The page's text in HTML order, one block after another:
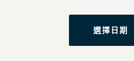
選擇日期